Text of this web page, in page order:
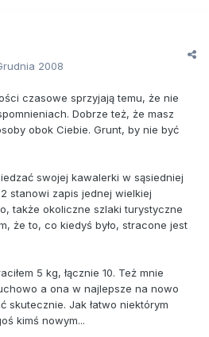
2008
czasowe sprzyjają temu, że nie
Dobrze też, że masz
obok Ciebie. Grunt, by nie być
swojej kawalerki w sąsiedniej
stanowi zapis jednej wielkiej
także okoliczne szlaki turystyczne
że to, co kiedyś było, stracone jest
5 kg, łącznie 10. Też mnie
a ona w najlepsze na nowo
skutecznie. Jak łatwo niektórym
kimś nowym...